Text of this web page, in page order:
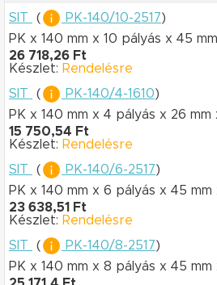
SIT
( PK-140/10-2517)
PK x 140 mm x 10 pályás x 45 mm
26 718,26 Ft
Készlet: Rendelésre
SIT
( PK-140/4-1610)
PK x 140 mm x 4 pályás x 26 mm
15 750,54 Ft
Készlet: Rendelésre
SIT
( PK-140/6-2517)
PK x 140 mm x 6 pályás x 45 mm
23 638,51 Ft
Készlet: Rendelésre
SIT
( PK-140/8-2517)
PK x 140 mm x 8 pályás x 45 mm